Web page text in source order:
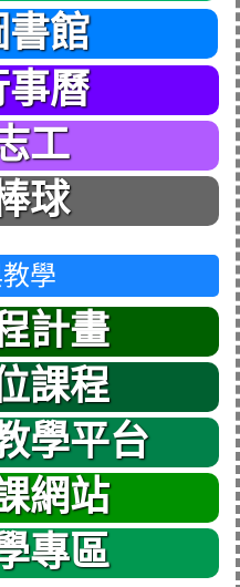
書館
事曆
工
球
學
計畫
課程
學平台
網站
專區